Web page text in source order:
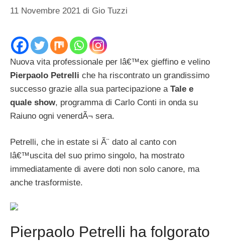
11 Novembre 2021 di Gio Tuzzi
Nuova vita professionale per lâ€™ex gieffino e velino
Pierpaolo Petrelli che ha riscontrato un grandissimo
successo grazie alla sua partecipazione a Tale e
quale show, programma di Carlo Conti in onda su
Raiuno ogni venerdÃ¬ sera.
Petrelli, che in estate si Ã¨ dato al canto con
lâ€™uscita del suo primo singolo, ha mostrato
immediatamente di avere doti non solo canore, ma
anche trasformiste.
Pierpaolo Petrelli ha folgorato